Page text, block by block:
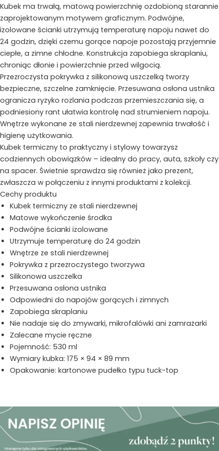
Kubek ma trwałą, matową powierzchnię ozdobioną starannie
zaprojektowanym motywem graficznym. Podwójne,
izolowane ścianki utrzymują temperaturę napoju nawet do
24 godzin, dzięki czemu gorące napoje pozostają przyjemnie
ciepłe, a zimne chłodne. Konstrukcja zapobiega skraplaniu,
chroniąc dłonie i powierzchnie przed wilgocią.
Przezroczysta pokrywka z silikonową uszczelką tworzy
bezpieczne, szczelne zamknięcie. Przesuwana osłona ustnika
ogranicza ryzyko rozlania podczas przemieszczania się, a
podniesiony rant ułatwia kontrolę nad strumieniem napoju.
Wnętrze wykonane ze stali nierdzewnej zapewnia trwałość i
higienę użytkowania.
Kubek termiczny to praktyczny i stylowy towarzysz
codziennych obowiązków – idealny do pracy, auta, szkoły czy
na spacer. Świetnie sprawdza się również jako prezent,
zwłaszcza w połączeniu z innymi produktami z kolekcji.
Cechy produktu
Kubek termiczny ze stali nierdzewnej
Matowe wykończenie środka
Podwójne ścianki izolowane
Utrzymuje temperaturę do 24 godzin
Wnętrze ze stali nierdzewnej
Pokrywka z przezroczystego tworzywa
Silikonowa uszczelka
Przesuwana osłona ustnika
Odpowiedni do napojów gorących i zimnych
Zapobiega skraplaniu
Nie nadaje się do zmywarki, mikrofalówki ani zamrażarki
Zalecane mycie ręczne
Pojemność: 530 ml
Wymiary kubka: 175 × 94 × 89 mm
Opakowanie: kartonowe pudełko typu tuck-top